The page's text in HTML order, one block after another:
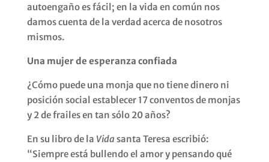
autoengaño es fácil; en la vida en común nos
damos cuenta de la verdad acerca de nosotros
mismos.
Una mujer de esperanza confiada
¿Cómo puede una monja que no tiene dinero ni
posición social establecer 17 conventos de monjas
y 2 de frailes en tan sólo 20 años?
En su libro de la Vida santa Teresa escribió:
“Siempre está bullendo el amor y pensando qué